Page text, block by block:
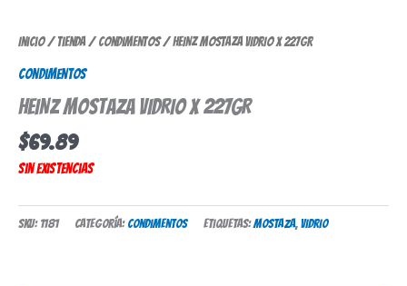
Inicio/Tienda/Condimentos/ HEINZ MOSTAZA VIDRIO X 227GR
Condimentos
HEINZ MOSTAZA VIDRIO X 227GR
$69.89
Sin existencias
SKU: 1181 Categoría: Condimentos Etiquetas:mostaza, vidrio